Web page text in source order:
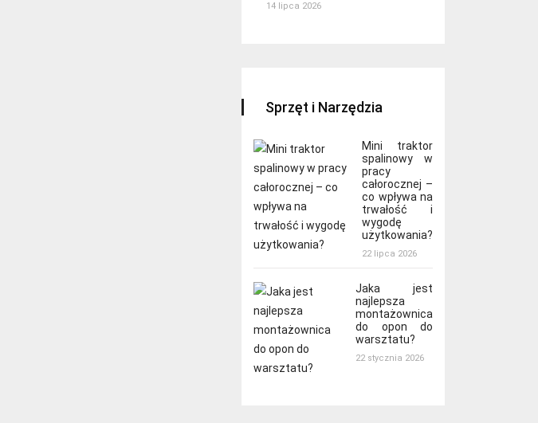
14 lipca 2026
Sprzęt i Narzędzia
Mini traktor
spalinowy w
pracy
całorocznej –
co wpływa na
trwałość i
wygodę
użytkowania?
22 lipca 2026
Jaka jest
najlepsza
montażownica
do opon do
warsztatu?
22 stycznia 2026